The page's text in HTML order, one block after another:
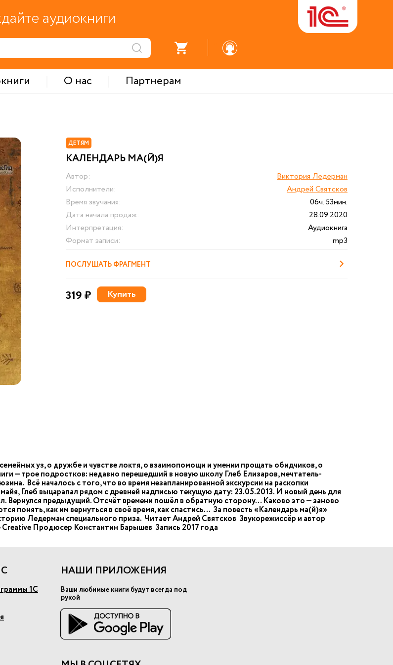
аудиокниги
О нас
Партнерам
ДЕТЯМ
КАЛЕНДАРЬ МА(Й)Я
Автор:
Виктория Ледерман
Исполнители:
Андрей Святсков
Время звучания:
06ч. 53мин.
Дата начала продаж:
28.09.2020
Интерпретация:
Аудиокнига
Формат записи:
mp3
ПОСЛУШАТЬ ФРАГМЕНТ
319 ₽ Купить
уз, о дружбе и чувстве локтя, о взаимопомощи и умении прощать обидчиков, о
— трое подростков: недавно перешедший в новую школу Глеб Елизаров, мечтатель-
Всё началось с того, что во время незапланированной экскурсии на раскопки
Глеб выцарапал рядом с древней надписью текущую дату: 23.05.2013. И новый день для
Вернулся предыдущий. Отсчёт времени пошёл в обратную сторону… Каково это — заново
понять, как им вернуться в своё время, как спастись… За повесть «Календарь ма(й)я»
Ледерман специального приза. Читает Андрей Святсков Звукорежиссёр и автор
Продюсер Константин Барышев Запись 2017 года
1С
НАШИ ПРИЛОЖЕНИЯ
Ваши любимые книги будут всегда под
рукой